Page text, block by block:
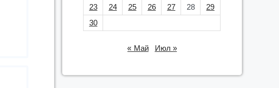
23
24 25 26 27 28
29
30
« Май Июл »